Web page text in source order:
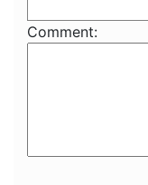
Comment: